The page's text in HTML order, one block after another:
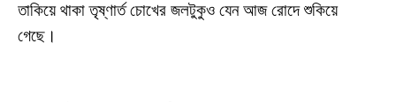
তাকিয়ে থাকা তৃষ্ণার্ত চোখের জলটুকুও যেন আজ রোদে শুকিয়ে
গেছে।